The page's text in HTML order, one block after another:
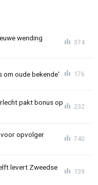
wending
374
om oude bekende' 176
pakt bonus op
232
opvolger
740
levert Zweedse
139